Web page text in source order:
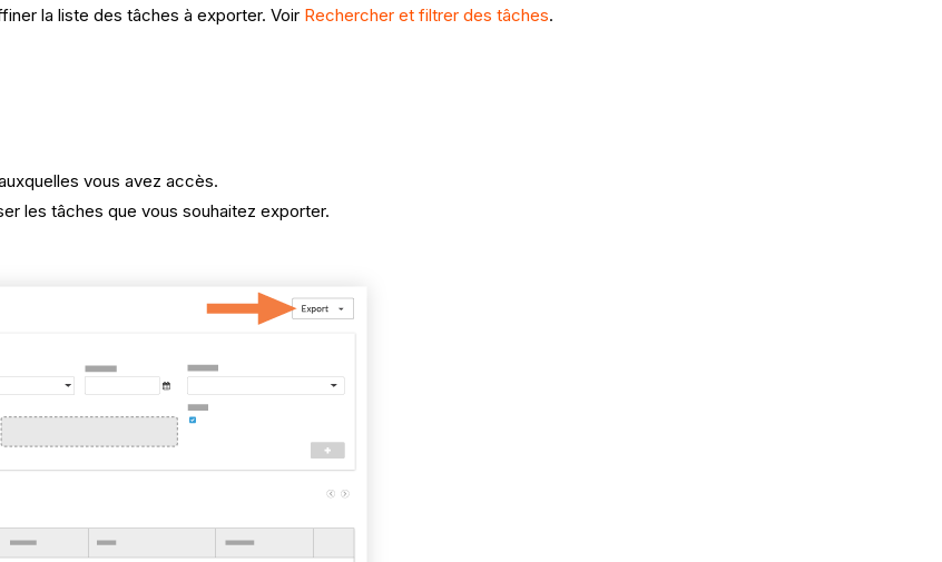
la liste des tâches à exporter. Voir Rechercher et filtrer des tâches.
vous avez accès.
les tâches que vous souhaitez exporter.